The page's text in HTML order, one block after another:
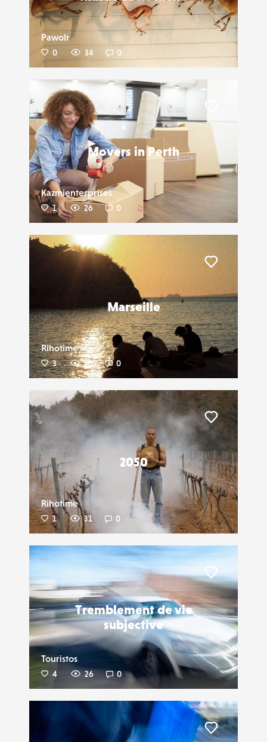
Pawolr
0 34 0
Movers in Perth
Kazmienterprises
1 26 0
Marseille
Rihotime
3 26 0
2050
Rihotime
1 31 0
Liker
Tremblement de vie
subjective
Touristos
4 26 0
Liker
Liker